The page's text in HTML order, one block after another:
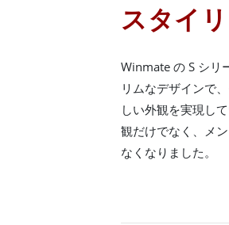
スタイ
Winmate の S シリ
リムなデザインで
しい外観を実現し
観だけでなく、メ
なくなりました。